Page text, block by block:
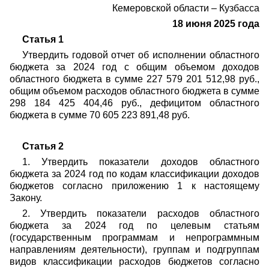
Кемеровской области – Кузбасса
18 июня 2025 года
Статья 1
Утвердить годовой отчет об исполнении областного
бюджета за 2024 год с общим объемом доходов
областного бюджета в сумме 227 579 201 512,98 руб.,
общим объемом расходов областного бюджета в сумме
298 184 425 404,46 руб., дефицитом областного
бюджета в сумме 70 605 223 891,48 руб.
Статья 2
1. Утвердить показатели доходов областного
бюджета за 2024 год по кодам классификации доходов
бюджетов согласно приложению 1 к настоящему
Закону.
2. Утвердить показатели расходов областного
бюджета за 2024 год по целевым статьям
(государственным программам и непрограммным
направлениям деятельности), группам и подгруппам
видов классификации расходов бюджетов согласно